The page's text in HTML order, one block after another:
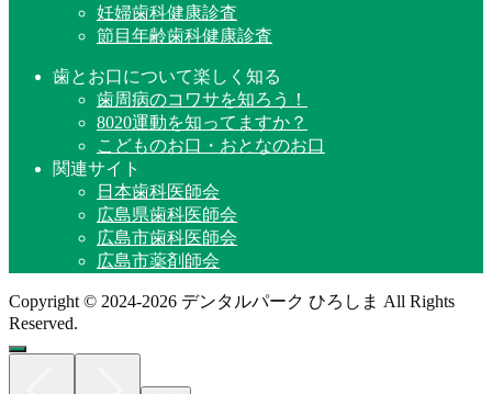
妊婦歯科健康診査
節目年齢歯科健康診査
歯とお口について楽しく知る
歯周病のコワサを知ろう！
8020運動を知ってますか？
こどものお口・おとなのお口
関連サイト
日本歯科医師会
広島県歯科医師会
広島市歯科医師会
広島市薬剤師会
Copyright © 2024-2026 デンタルパーク ひろしま All Rights
Reserved.